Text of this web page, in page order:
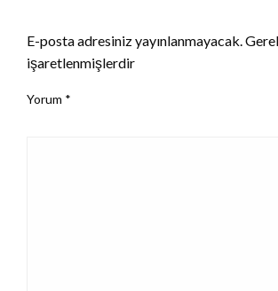
E-posta adresiniz yayınlanmayacak.
işaretlenmişlerdir
Yorum *